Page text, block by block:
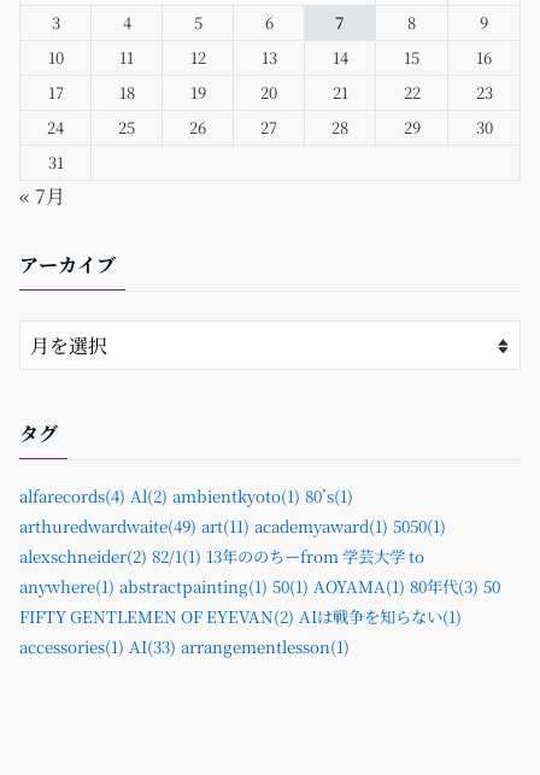
3
4 5 6 7 8
9
10
11 12 13 14 15
16
17
18 19 20 21 22
23
24
25 26 27 28 29
30
31
« 7月
アーカイブ
タグ
alfarecords(4) Al(2) ambientkyoto(1) 80’s(1)
arthuredwardwaite(49) art(11) academyaward(1) 5050(1)
alexschneider(2) 82/1(1) 13年ののちーfrom 学芸大学 to
anywhere(1) abstractpainting(1) 50(1) AOYAMA(1) 80年代(3) 50
FIFTY GENTLEMEN OF EYEVAN(2) AIは戦争を知らない(1)
accessories(1) AI(33) arrangementlesson(1)